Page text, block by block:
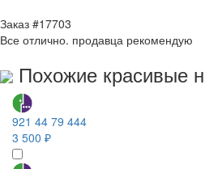
Заказ #17703
Все отлично. продавца рекомендую
Похожие красивые
921 44 79 444
3 500 ₽